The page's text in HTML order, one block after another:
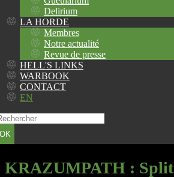
Delirium
LA HORDE
Membres
Notre actualité
Revue de presse
HELL'S LINKS
WARBOOK
CONTACT
EN
OK
KRAZUMPATH : Split